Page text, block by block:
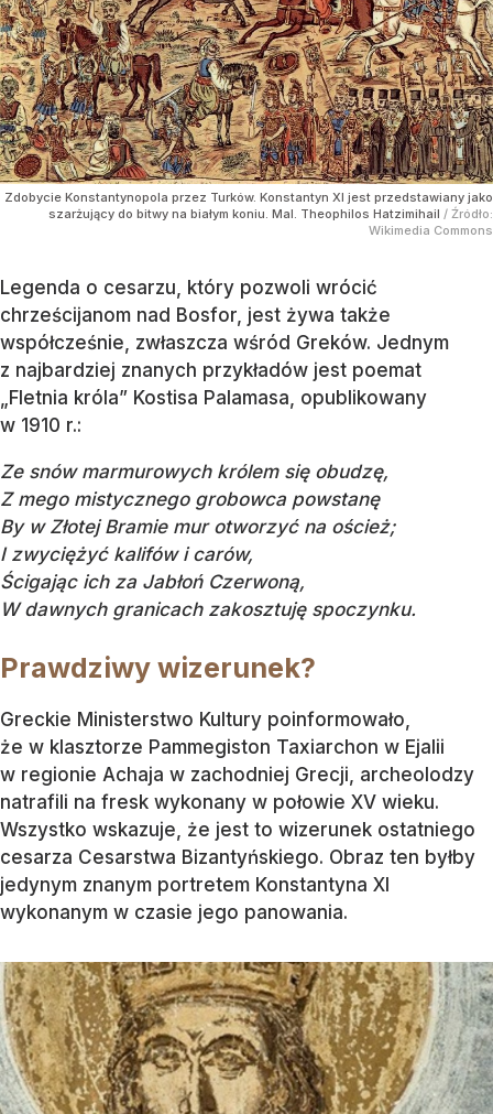
Zdobycie Konstantynopola przez Turków. Konstantyn XI jest przedstawiany jako
szarżujący do bitwy na białym koniu. Mal. Theophilos Hatzimihail / Źródło:
Wikimedia Commons
Legenda o cesarzu, który pozwoli wrócić
chrześcijanom nad Bosfor, jest żywa także
współcześnie, zwłaszcza wśród Greków. Jednym
z najbardziej znanych przykładów jest poemat
„Fletnia króla” Kostisa Palamasa, opublikowany
w 1910 r.:
Ze snów marmurowych królem się obudzę,
Z mego mistycznego grobowca powstanę
By w Złotej Bramie mur otworzyć na oścież;
I zwyciężyć kalifów i carów,
Ścigając ich za Jabłoń Czerwoną,
W dawnych granicach zakosztuję spoczynku.
Prawdziwy wizerunek?
Greckie Ministerstwo Kultury poinformowało,
że w klasztorze Pammegiston Taxiarchon w Ejalii
w regionie Achaja w zachodniej Grecji, archeolodzy
natrafili na fresk wykonany w połowie XV wieku.
Wszystko wskazuje, że jest to wizerunek ostatniego
cesarza Cesarstwa Bizantyńskiego. Obraz ten byłby
jedynym znanym portretem Konstantyna XI
wykonanym w czasie jego panowania.